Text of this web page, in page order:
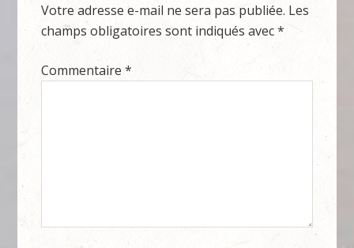
Votre adresse e-mail ne sera pas publiée. Les
champs obligatoires sont indiqués avec*
Commentaire*